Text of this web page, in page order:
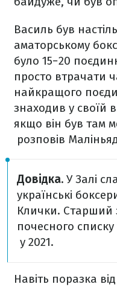
Василь був
аматорському
було 15−20
просто втрачати
найкращого
знаходив у своїй
якщо він був там
розповів
Довідка. У Залі
українські
Клички. Старший
почесного
у 2021.
Навіть поразка